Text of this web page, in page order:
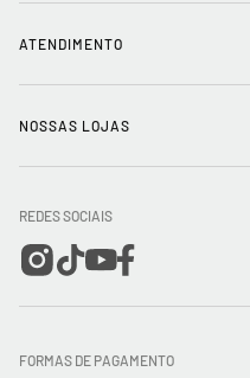
Trabalhe conosco
Mapa do Site
Meus pedidos
Wishlist
ATENDIMENTO
Entrega e Frete
Trocas e Devoluções
Direito de Arrependimento
NOSSAS LOJAS
REDES SOCIAIS
FORMAS DE PAGAMENTO